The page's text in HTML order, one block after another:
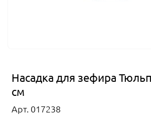
Насадка для зефира
см
Арт. 017238